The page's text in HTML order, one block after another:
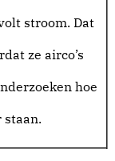
stroom. Dat
ze airco’s
hoe
staan.